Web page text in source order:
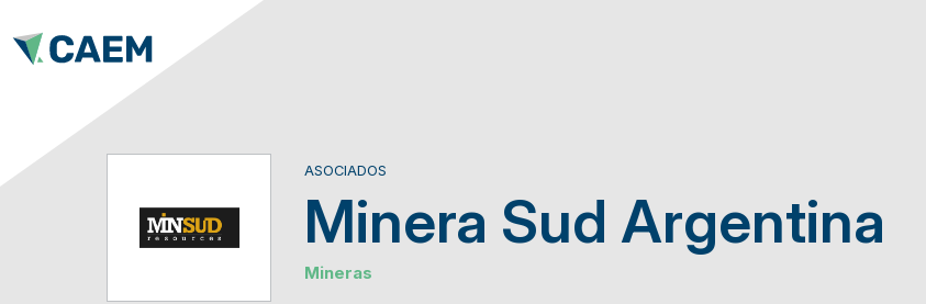
ASOCIADOS
Minera Sud Argentina
Mineras